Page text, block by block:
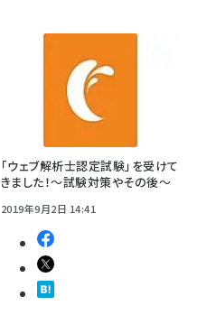
「ウェブ解析士認定試験」を受けて
きました！～試験対策やその後～
2019年9月2日 14:41